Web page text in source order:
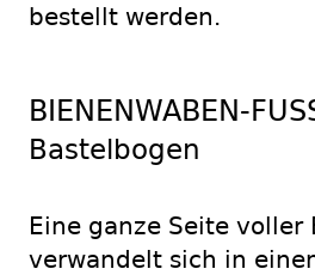
bestellt werden.
BIENENWABEN-
Bastelbogen
Eine ganze Seite voller
verwandelt sich in